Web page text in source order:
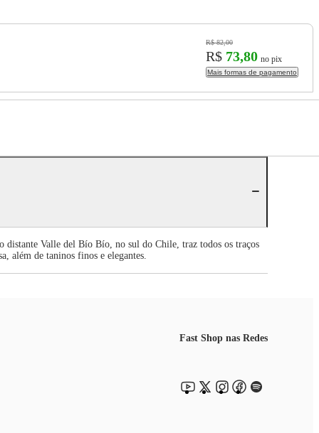
R$ 82,00
R$ 73,80 no pix
Mais formas de pagamento
distante Valle del Bío Bío, no sul do Chile, traz todos os traços
além de taninos finos e elegantes.
Fast Shop nas Redes